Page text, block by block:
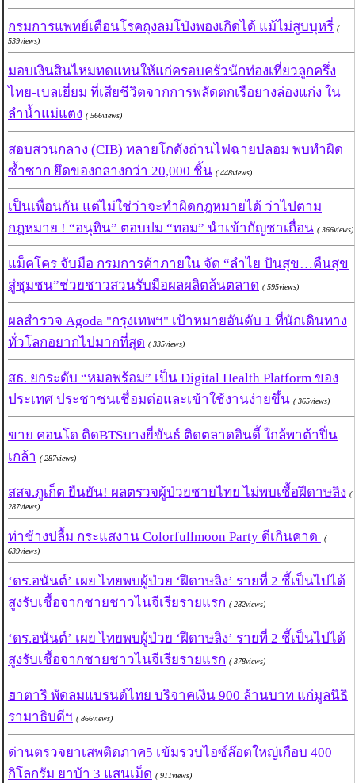
กรมการแพทย์เตือนโรคถุงลมโป่งพองเกิดได้ แม้ไม่สูบบุหรี่ (
539views)
มอบเงินสินไหมทดแทนให้แก่ครอบครัวนักท่องเที่ยวลูกครึ่ง
ไทย-เบลเยี่ยม ที่เสียชีวิตจากการพลัดตกเรือยางล่องแก่ง ใน
ลำน้ำแม่แตง ( 566views)
สอบสวนกลาง (CIB) ทลายโกดังถ่านไฟฉายปลอม พบทำผิด
ซ้ำซาก ยึดของกลางกว่า 20,000 ชิ้น ( 448views)
เป็นเพื่อนกัน แต่ไม่ใช่ว่าจะทำผิดกฎหมายได้ ว่าไปตาม
กฎหมาย ! “อนุทิน” ตอบปม “ทอม” นำเข้ากัญชาเถื่อน ( 366views)
แม็คโคร จับมือ กรมการค้าภายใน จัด “ลำไย ปันสุข…คืนสุข
สู่ชุมชน”ช่วยชาวสวนรับมือผลผลิตล้นตลาด ( 595views)
ผลสำรวจ Agoda "กรุงเทพฯ" เป้าหมายอันดับ 1 ที่นักเดินทาง
ทั่วโลกอยากไปมากที่สุด ( 335views)
สธ. ยกระดับ “หมอพร้อม” เป็น Digital Health Platform ของ
ประเทศ ประชาชนเชื่อมต่อและเข้าใช้งานง่ายขึ้น ( 365views)
ขาย คอนโด ติดBTSบางยี่ขันธ์ ติดตลาดอินดี้ ใกล้พาต้าปิ่น
เกล้า ( 287views)
สสจ.ภูเก็ต ยืนยัน! ผลตรวจผู้ป่วยชายไทย ไม่พบเชื้อฝีดาษลิง (
287views)
ท่าช้างปลื้ม กระแสงาน Colorfullmoon Party ดีเกินคาด
(
639views)
‘ดร.อนันต์’ เผย ไทยพบผู้ป่วย ‘ฝีดาษลิง’ รายที่ 2 ชี้เป็นไปได้
สูงรับเชื้อจากชายชาวไนจีเรียรายแรก ( 282views)
‘ดร.อนันต์’ เผย ไทยพบผู้ป่วย ‘ฝีดาษลิง’ รายที่ 2 ชี้เป็นไปได้
สูงรับเชื้อจากชายชาวไนจีเรียรายแรก ( 378views)
ฮาตาริ พัดลมแบรนด์ไทย บริจาคเงิน 900 ล้านบาท แก่มูลนิธิ
รามาธิบดีฯ ( 866views)
ด่านตรวจยาเสพติดภาค5 เข้มรวบไอซ์ล๊อตใหญ่เกือบ 400
กิโลกรัม ยาบ้า 3 แสนเม็ด ( 911views)